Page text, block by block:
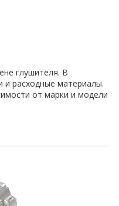
глушителя. В
и расходные материалы.
от марки и модели